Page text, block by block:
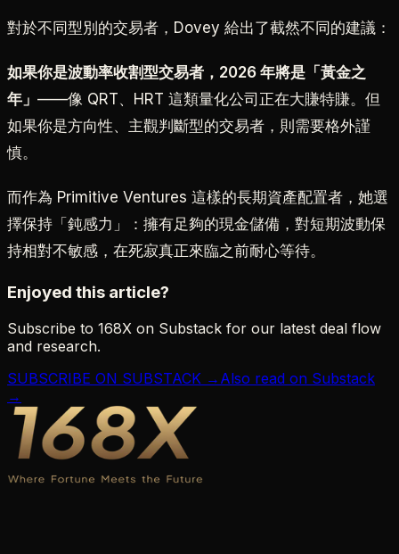
對於不同型別的交易者，Dovey 給出了截然不同的建議：
如果你是波動率收割型交易者，2026 年將是「黃金之
年」 ——像 QRT、HRT 這類量化公司正在大賺特賺。但
如果你是方向性、主觀判斷型的交易者，則需要格外謹
慎。
而作為 Primitive Ventures 這樣的長期資產配置者，她選
擇保持「鈍感力」：擁有足夠的現金儲備，對短期波動保
持相對不敏感，在死寂真正來臨之前耐心等待。
Enjoyed this article?
Subscribe to 168X on Substack for our latest deal flow
and research.
SUBSCRIBE ON SUBSTACK → Also read on Substack
→